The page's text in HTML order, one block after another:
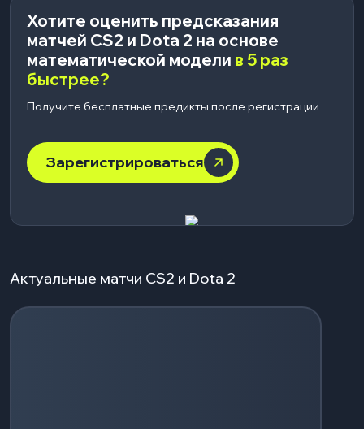
Хотите оценить предсказания
матчей CS2 и Dota 2 на основе
математической модели в 5 раз
быстрее?
Получите бесплатные предикты после регистрации
Зарегистрироваться
Актуальные матчи CS2 и Dota 2
Загрузка событий...